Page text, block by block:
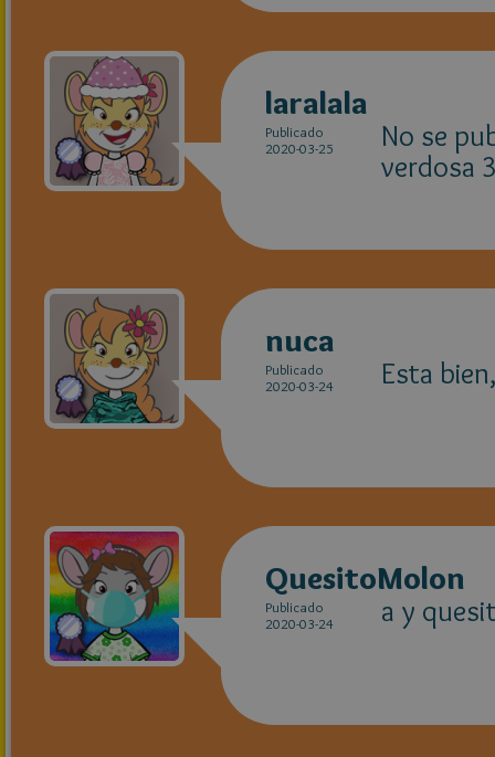
laralala
Publicado
2020-03-25
No se
verdosa
nuca
Publicado
2020-03-24
Esta
QuesitoMolon
Publicado
2020-03-24
a y